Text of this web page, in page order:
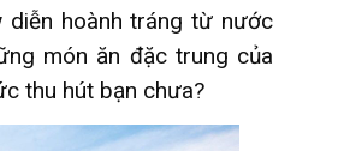
diễn hoành tráng từ nước
món ăn đặc trung của
thu hút bạn chưa?